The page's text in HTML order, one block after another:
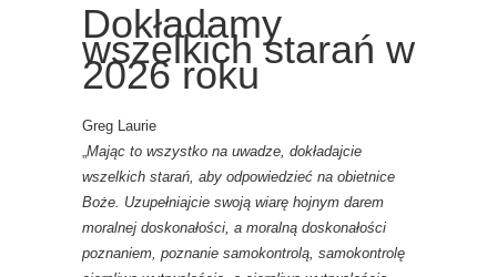
Dokładamy
wszelkich starań w
2026 roku
Greg Laurie
„Mając to wszystko na uwadze, dokładajcie
wszelkich starań, aby odpowiedzieć na obietnice
Boże. Uzupełniajcie swoją wiarę hojnym darem
moralnej doskonałości, a moralną doskonałości
poznaniem, poznanie samokontrolą, samokontrolę